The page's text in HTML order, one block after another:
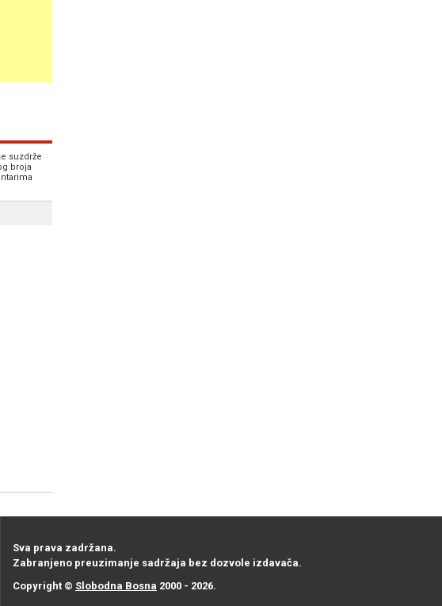
suzdrže
broja
Sva prava zadržana.
Zabranjeno preuzimanje sadržaja bez dozvole izdavača.
Copyright © Slobodna Bosna 2000 - 2026.